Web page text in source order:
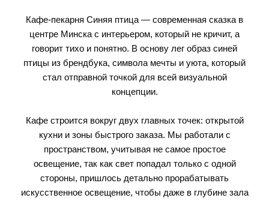
Кафе-пекарня Синяя птица — современная сказка в
центре Минска с интерьером, который не кричит, а
говорит тихо и понятно. В основу лег образ синей
птицы из брендбука, символа мечты и уюта, который
стал отправной точкой для всей визуальной
концепции.
Кафе строится вокруг двух главных точек: открытой
кухни и зоны быстрого заказа. Мы работали с
пространством, учитывая не самое простое
освещение, так как свет попадал только с одной
стороны, пришлось детально прорабатывать
искусственное освещение, чтобы даже в глубине зала